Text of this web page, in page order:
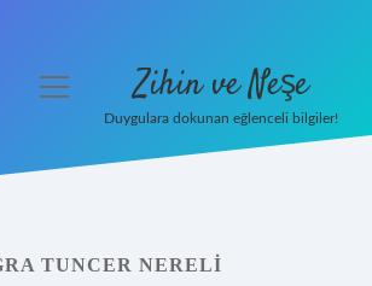
menüyü
Zihin ve Neşe
Duygulara dokunan eğlenceli bilgiler!
TUNCER NERELI